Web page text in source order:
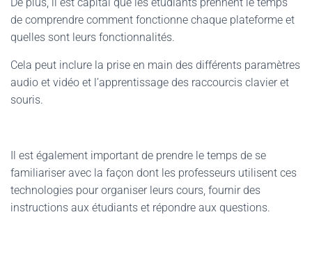
de comprendre comment fonctionne chaque plateforme et
quelles sont leurs fonctionnalités.
Cela peut inclure la prise en main des différents paramètres
audio et vidéo et l’apprentissage des raccourcis clavier et
souris.
Il est également important de prendre le temps de se
familiariser avec la façon dont les professeurs utilisent ces
technologies pour organiser leurs cours, fournir des
instructions aux étudiants et répondre aux questions.